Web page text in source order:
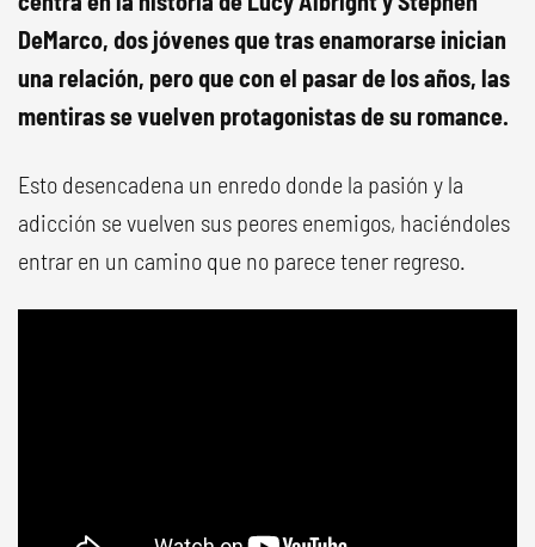
DeMarco, dos jóvenes que tras enamorarse inician
una relación, pero que con el pasar de los años, las
mentiras se vuelven protagonistas de su romance.
Esto desencadena un enredo donde la pasión y la
adicción se vuelven sus peores enemigos, haciéndoles
entrar en un camino que no parece tener regreso.